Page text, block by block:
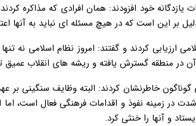
خود افزودند: همان افرادی که مذاکره
این است که در هیچ مسئله ای نباید به آنها
ارزیابی کردند و گفتند: امروز نظام اسلامی نه
در منطقه گسترش یافته و ریشه های انقلاب
گوناگون خاطرنشان کردند: البته وظایف سنگینی
در زمینه نفوذ و اقدامات فرهنگی فعال است، اما
و آنها را خنثی کرد.